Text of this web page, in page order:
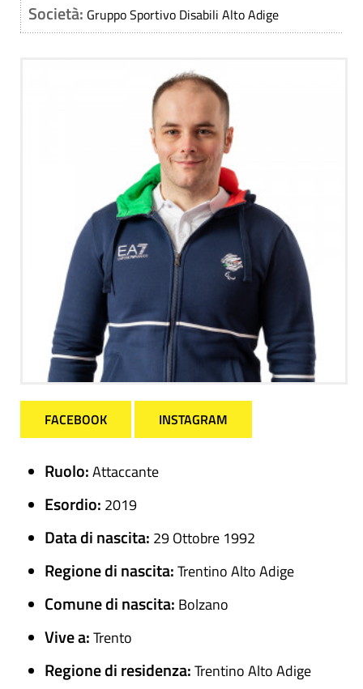
Società: Gruppo Sportivo Disabili Alto Adige
FACEBOOK INSTAGRAM
Ruolo:Attaccante
Esordio: 2019
Data di nascita: 29 Ottobre 1992
Regione di nascita:Trentino Alto Adige
Comune di nascita: Bolzano
Vive a:Trento
Regione di residenza:Trentino Alto Adige